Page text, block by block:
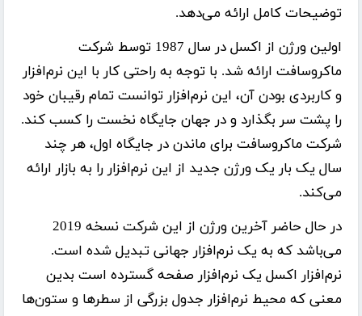
توضیحات کامل ارائه می‌دهد.
اولین ورژن از اکسل در سال 1987 توسط شرکت
ماکروسافت ارائه شد. با توجه به راحتی کار با این نرم‌افزار
و کاربردی بودن آن، این نرم‌افزار توانست تمام رقیبان خود
را پشت سر بگذارد و در جهان جایگاه نخست را کسب کند.
شرکت ماکروسافت برای ماندن در جایگاه اول، هر چند
سال یک بار یک ورژن جدید از این نرم‌افزار را به بازار ارائه
می‌کند.
در حال حاضر آخرین ورژن از این شرکت نسخه 2019
می‌باشد که به یک نرم‌افزار جهانی تبدیل شده است.
نرم‌افزار اکسل یک نرم‌افزار صفحه گسترده است بدین
معنی که محیط نرم‌افزار جدول بزرگی از سطرها و ستون‌ها